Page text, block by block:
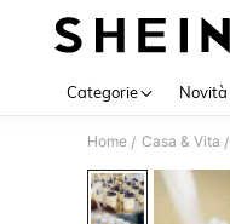
Categorie Novità
Home / Casa & Vita /